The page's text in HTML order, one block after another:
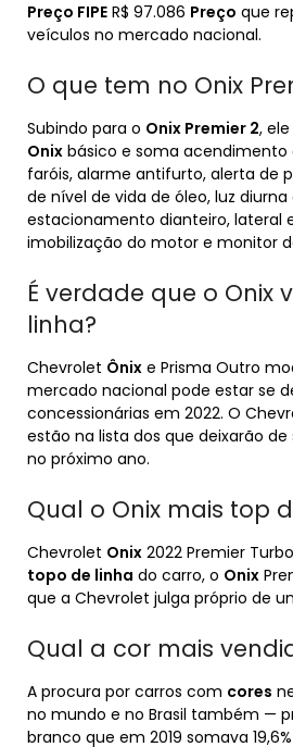
Preço FIPE R$ 97.086 Preço que
veículos no mercado nacional.
O que tem no Onix
Subindo para o Onix Premier 2,
Onix básico e soma
faróis, alarme antifurto, alerta de
de nível de vida de óleo, luz diurna
estacionamento dianteiro, lateral
imobilização do motor e monitor
É verdade que o Onix
linha?
Chevrolet Ônix e Prisma Outro
mercado nacional pode estar se
concessionárias em 2022. O
estão na lista dos que deixarão
no próximo ano.
Qual o Onix mais top
Chevrolet Onix 2022 Premier
topo de linha do carro, o Onix
que a Chevrolet julga próprio de
Qual a cor mais
A procura por carros com cores
no mundo e no Brasil também —
branco que em 2019 somava